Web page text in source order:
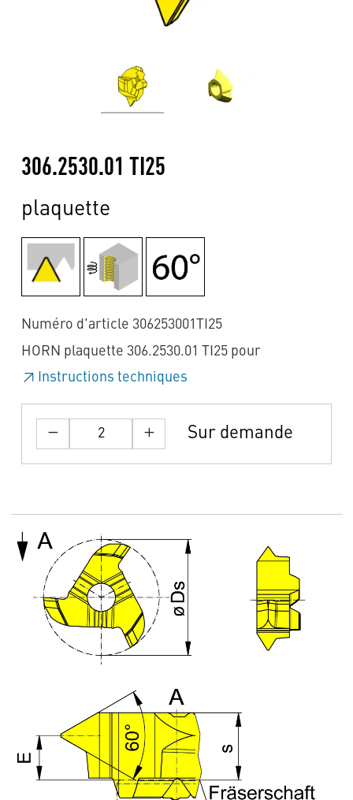
306.2530.01 TI25
plaquette
Numéro d'article 306253001TI25
HORN plaquette 306.2530.01 TI25 pour
Instructions techniques
Sur demande